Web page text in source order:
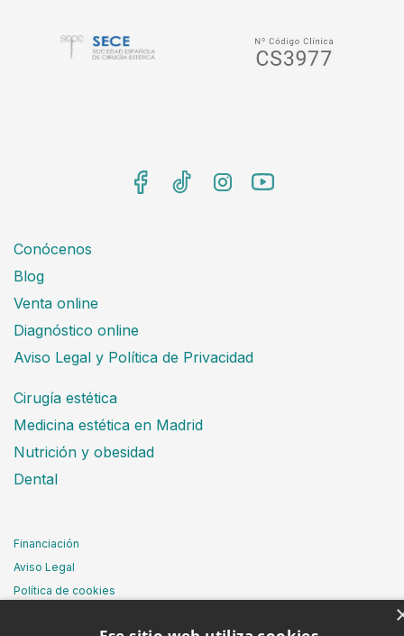
Conócenos
Blog
Venta online
Diagnóstico online
Aviso Legal y Política de Privacidad
Cirugía estética
Medicina estética en Madrid
Nutrición y obesidad
Dental
Financiación
Aviso Legal
Política de cookies